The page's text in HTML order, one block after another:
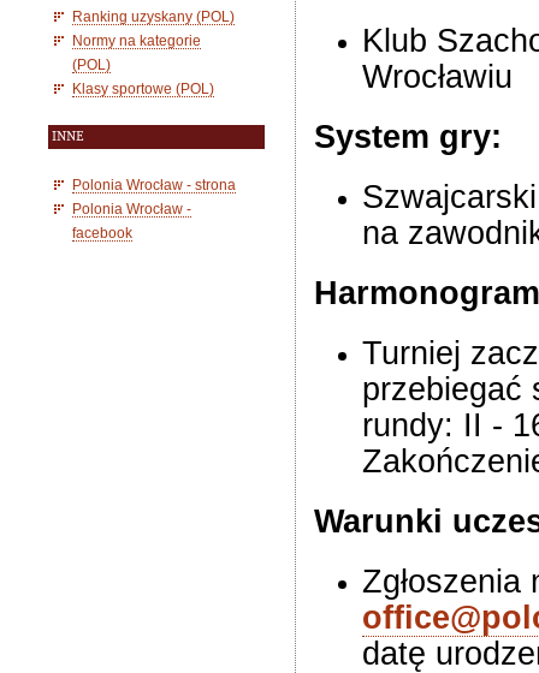
Ranking uzyskany (POL)
Normy na kategorie
(POL)
Klasy sportowe (POL)
INNE
Polonia Wrocław - strona
Polonia Wrocław -
facebook
Klub
Wrocławiu
System gry:
na
Turniej
przebiegać
rundy: II -
Warunki
Zgłoszenia
datę